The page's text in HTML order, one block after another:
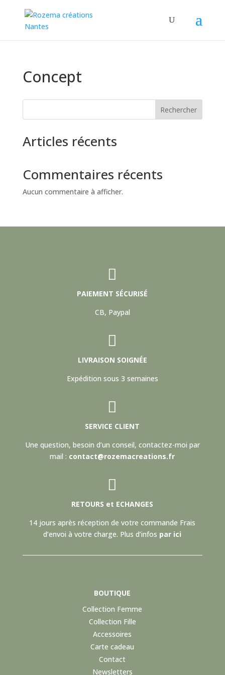
Concept
Rechercher
Articles récents
Commentaires récents
Aucun commentaire à afficher.

PAIEMENT SÉCURISÉ
CB, Paypal

LIVRAISON SOIGNÉE
Expédition sous 3 semaines

SERVICE CLIENT
Une question, besoin d’un conseil, contactez-moi par
mail : contact@rozemacreations.fr

RETOURS et ECHANGES
14 jours après réception de votre commande Frais
d’envoi à votre charge. Plus d’infos par ici
BOUTIQUE
Collection Femme
Collection Fille
Accessoires
Carte cadeau
Contact
Newsletters